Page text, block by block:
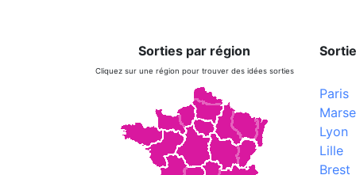
Sorties par région
Cliquez sur une région pour trouver des idées sorties
Paris
Lyon
Lille
Brest